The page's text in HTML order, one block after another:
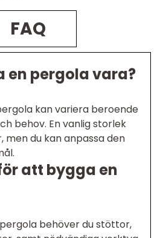
FAQ
en pergola vara?
kan variera beroende
behov. En vanlig storlek
men du kan anpassa den
att bygga en
behöver du stöttor,